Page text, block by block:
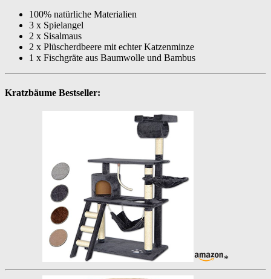
100% natürliche Materialien
3 x Spielangel
2 x Sisalmaus
2 x Plüscherdbeere mit echter Katzenminze
1 x Fischgräte aus Baumwolle und Bambus
Kratzbäume Bestseller:
*